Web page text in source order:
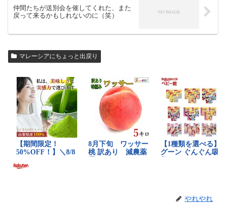
仲間たちが送別会を催してくれた、また
戻って来るかもしれないのに（笑）
マレーシアにちょっと出戻り
やれやれ